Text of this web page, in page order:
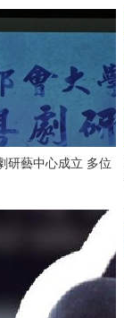
研藝中心成立 多位